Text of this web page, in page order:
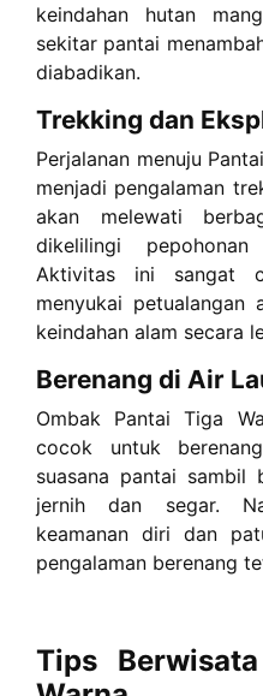
keindahan hutan
sekitar pantai
diabadikan.
Trekking dan
Perjalanan menuju
menjadi pengalaman
akan melewati
dikelilingi
Aktivitas ini sangat
menyukai petualangan
keindahan alam secara
Berenang di Air
Ombak Pantai Tiga
cocok untuk
suasana pantai
jernih dan segar.
keamanan diri dan
pengalaman berenang
Tips